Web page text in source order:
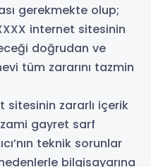
gerekmekte olup;
internet sitesinin
doğrudan ve
tüm zararını tazmin
sitesinin zararlı içerik
gayret sarf
teknik sorunlar
bilgisayarına